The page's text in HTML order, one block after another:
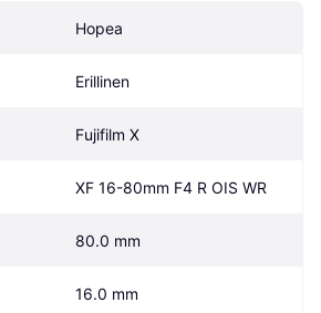
Hopea
Erillinen
Fujifilm X
XF 16-80mm F4 R OIS WR
80.0 mm
16.0 mm